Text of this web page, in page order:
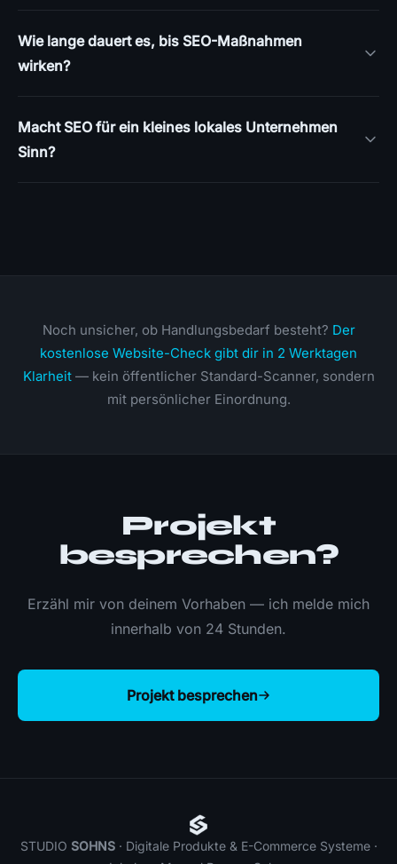
Wie lange dauert es, bis SEO-Maßnahmen
wirken?
Macht SEO für ein kleines lokales Unternehmen
Sinn?
Noch unsicher, ob Handlungsbedarf besteht? Der
kostenlose Website-Check gibt dir in 2 Werktagen
Klarheit— kein öffentlicher Standard-Scanner, sondern
mit persönlicher Einordnung.
Projekt
besprechen?
Erzähl mir von deinem Vorhaben — ich melde mich
innerhalb von 24 Stunden.
Projekt besprechen
STUDIO SOHNS· Digitale Produkte & E-Commerce Systeme ·